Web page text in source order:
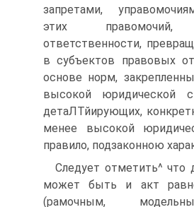
запретами,
этих правомочий,
ответственности,
в субъектов правовых
основе норм,
высокой юридической
детаЛТйирующих,
менее высокой
правило, подзаконною
Следует отметить^ что
может быть и акт
(рамочным,